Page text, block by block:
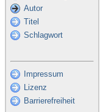
Autor
Titel
Schlagwort
Impressum
Lizenz
Barrierefreiheit